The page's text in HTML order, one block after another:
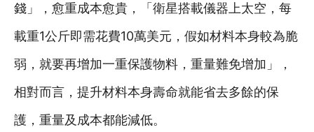
錢」，愈重成本愈貴，「衛星搭載儀器上太空，每
載重1公斤即需花費10萬美元，假如材料本身較為脆
弱，就要再增加一重保護物料，重量難免增加」，
相對而言，提升材料本身壽命就能省去多餘的保
護，重量及成本都能減低。